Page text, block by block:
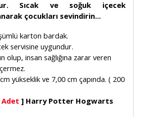
Sıcak ve soğuk içecek
çocukları sevindirin...
karton bardak.
servisine uygundur.
olup, insan sağlığına zarar veren
yükseklik ve 7,00 cm çapında. ( 200
Adet ] Harry Potter Hogwarts